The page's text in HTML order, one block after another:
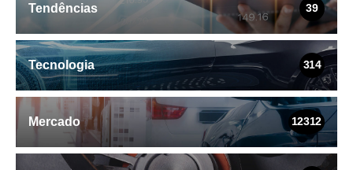
Tendências 39
Tecnologia 314
Mercado 12312